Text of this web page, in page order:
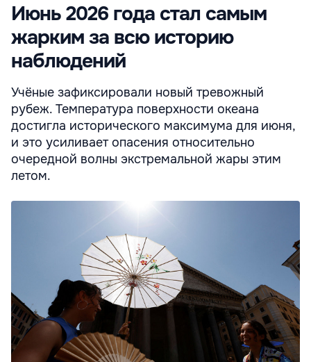
Июнь 2026 года стал самым
жарким за всю историю
наблюдений
Учёные зафиксировали новый тревожный
рубеж. Температура поверхности океана
достигла исторического максимума для июня,
и это усиливает опасения относительно
очередной волны экстремальной жары этим
летом.